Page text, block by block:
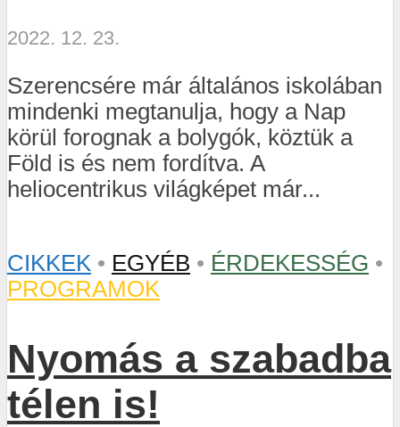
2022. 12. 23.
Szerencsére már általános iskolában
mindenki megtanulja, hogy a Nap
körül forognak a bolygók, köztük a
Föld is és nem fordítva. A
heliocentrikus világképet már...
CIKKEK • EGYÉB • ÉRDEKESSÉG •
PROGRAMOK
Nyomás a szabadba
télen is!